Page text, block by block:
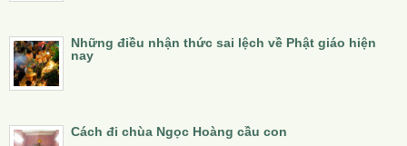
Những điều nhận thức sai lệch về Phật giáo hiện
nay
Cách đi chùa Ngọc Hoàng cầu con